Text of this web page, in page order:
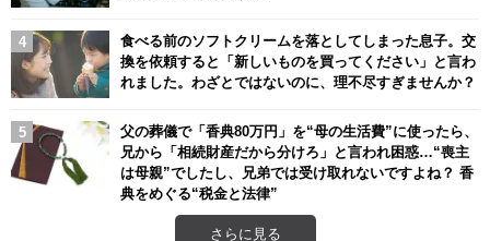
食べる前のソフトクリームを落としてしまった息子。交
換を依頼すると「新しいものを買ってください」と言わ
れました。わざとではないのに、理不尽すぎませんか？
父の葬儀で「香典80万円」を“母の生活費”に使ったら、
兄から「相続財産だから分けろ」と言われ困惑…“喪主
は母親”でしたし、兄弟では受け取れないですよね？ 香
典をめぐる“税金と法律”
さらに見る